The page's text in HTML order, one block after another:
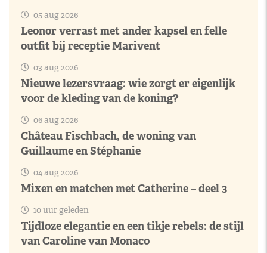
05 aug 2026
Leonor verrast met ander kapsel en felle
outfit bij receptie Marivent
03 aug 2026
Nieuwe lezersvraag: wie zorgt er eigenlijk
voor de kleding van de koning?
06 aug 2026
Château Fischbach, de woning van
Guillaume en Stéphanie
04 aug 2026
Mixen en matchen met Catherine – deel 3
10 uur geleden
Tijdloze elegantie en een tikje rebels: de stijl
van Caroline van Monaco